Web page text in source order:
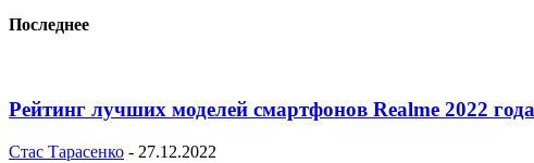
Последнее
Рейтинг лучших моделей смартфонов Realme 2022
Стас Тарасенко - 27.12.2022